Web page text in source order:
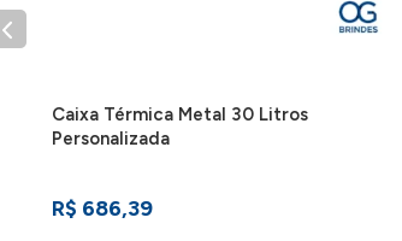
Caixa Térmica Metal 30 Litros
Personalizada
R$ 686,39